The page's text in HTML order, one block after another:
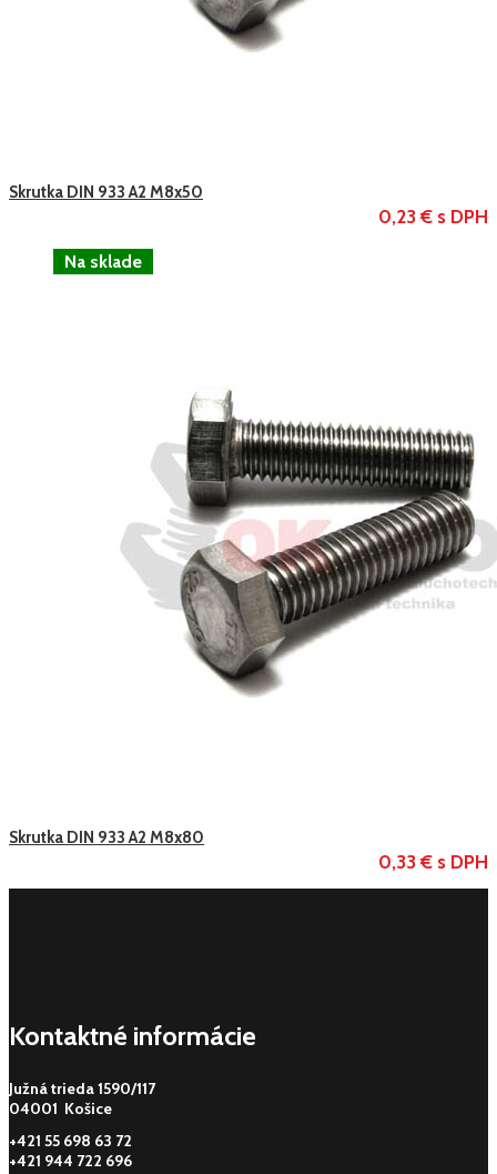
Skrutka DIN 933 A2 M8x50
0,23 € s DPH
Skrutka DIN 933 A2 M8x80
0,33 € s DPH
Kontaktné informácie
Južná trieda 1590/117
04001 Košice
+421 55 698 63 72
+421 944 722 696